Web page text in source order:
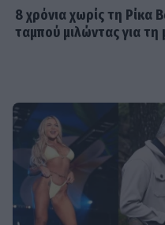
8 χρόνια χωρίς τη Ρίκα
ταμπού μιλώντας για